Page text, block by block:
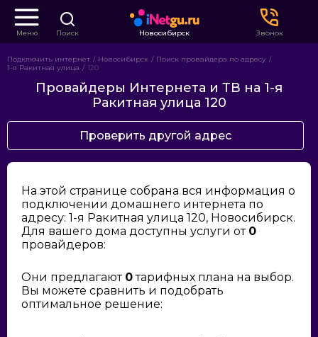
Меню Поиск Новосибирск Звонок
Подключить интернет Новосибирск
Поиск провайдера по адресу
1-я Ракитная улица
120
Провайдеры Интернета и ТВ на 1-я
Ракитная улица 120
Проверить другой адрес
На этой странице собрана вся информация о
подключении домашнего интернета по
адресу: 1-я Ракитная улица 120, Новосибирск.
Для вашего дома доступны услуги от 0
провайдеров:
Они предлагают 0тарифных плана на выбор.
Вы можете сравнить и подобрать
оптимальное решение: